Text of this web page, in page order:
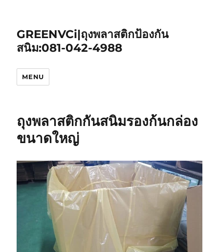
GREENVCi|ถุงพลาสติกป้องกัน
สนิม:081-042-4988
MENU
ถุงพลาสติกกันสนิมรองก้นกล่อง
ขนาดใหญ่